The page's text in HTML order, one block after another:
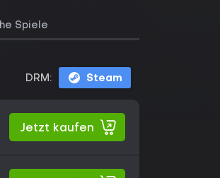
Spiele
DRM: Steam
Jetzt kaufen